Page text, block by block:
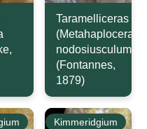
Taramelliceras
(Metahaploceras)
nodosiusculum
(Fontannes,
1879)
Kimmeridgium